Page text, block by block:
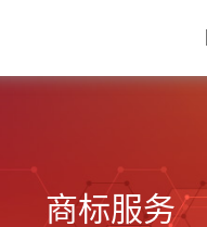
商标服务